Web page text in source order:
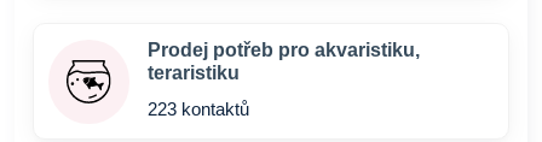
Prodej potřeb pro akvaristiku,
teraristiku
223 kontaktů